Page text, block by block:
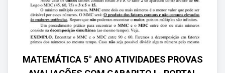
MATEMÁTICA 5° ANO ATIVIDADES PROVAS